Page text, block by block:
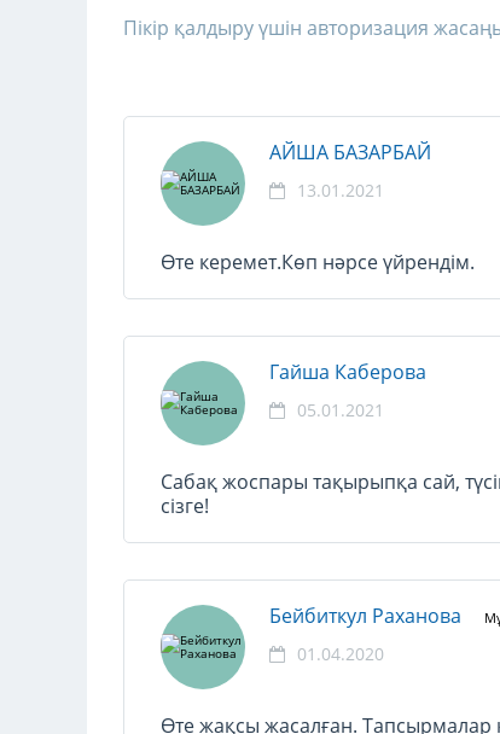
Пікір қалдыру үшін авторизация
АЙША БАЗАРБАЙ
13.01.2021
Өте керемет.Көп нәрсе үйрендім.
Гайша Каберова
05.01.2021
Сабақ жоспары тақырыпқа сай,
сізге!
Бейбиткул Раханова
01.04.2020
Өте жақсы жасалған.